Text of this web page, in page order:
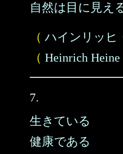
自然は目に見え
（ ハインリッヒ
（ Heinrich Heine
7.
生きている
健康である